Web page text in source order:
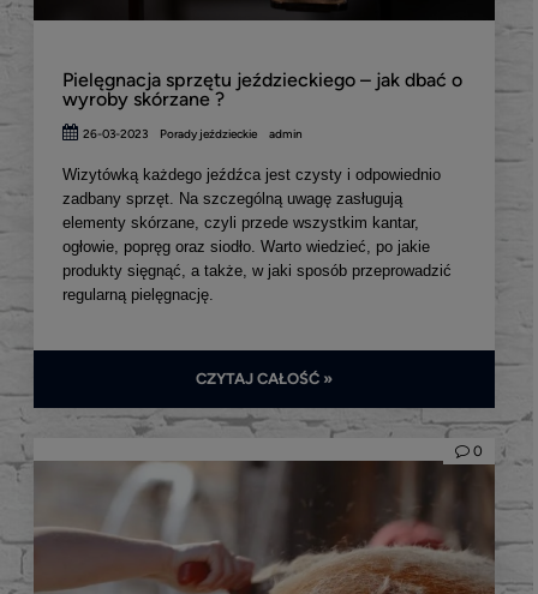
Pielęgnacja sprzętu jeździeckiego – jak dbać o
wyroby skórzane ?
26-03-2023 Porady jeździeckie admin
Wizytówką każdego jeźdźca jest czysty i odpowiednio
zadbany sprzęt. Na szczególną uwagę zasługują
elementy skórzane, czyli przede wszystkim kantar,
ogłowie, popręg oraz siodło. Warto wiedzieć, po jakie
produkty sięgnąć, a także, w jaki sposób przeprowadzić
regularną pielęgnację.
CZYTAJ CAŁOŚĆ »
0